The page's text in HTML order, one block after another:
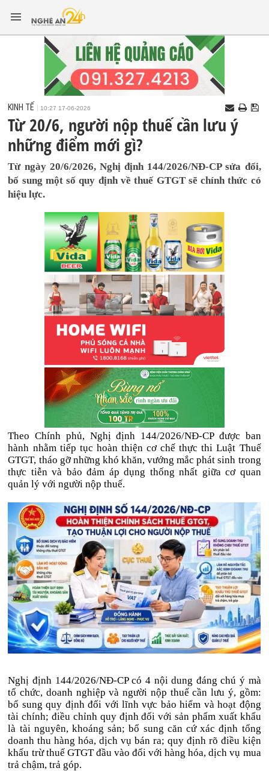
KINH TẾ 10:27 17-06-2026
Từ 20/6, người nộp thuế cần lưu ý
những điểm mới gì?
Từ ngày 20/6/2026, Nghị định 144/2026/NĐ-CP sửa đổi,
bổ sung một số quy định về thuế GTGT sẽ chính thức có
hiệu lực.
Theo Chính phủ, Nghị định 144/2026/NĐ-CP được ban
hành nhằm tiếp tục hoàn thiện cơ chế thực thi Luật Thuế
GTGT, tháo gỡ những khó khăn, vướng mắc phát sinh trong
thực tiễn và bảo đảm áp dụng thống nhất giữa cơ quan
quản lý với người nộp thuế.
Nghị định 144/2026/NĐ-CP có 4 nội dung đáng chú ý mà
tổ chức, doanh nghiệp và người nộp thuế cần lưu ý, gồm:
bổ sung quy định đối với lĩnh vực bảo hiểm và hoạt động
tài chính; điều chỉnh quy định đối với sản phẩm xuất khẩu
là tài nguyên, khoáng sản; bổ sung căn cứ xác định tổng
doanh thu hàng hóa, dịch vụ bán ra; quy định rõ điều kiện
khấu trừ thuế GTGT đầu vào đối với hàng hóa, dịch vụ mua
trả chậm, trả góp.